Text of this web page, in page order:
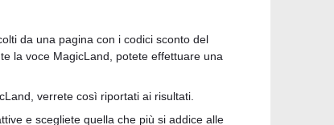
da una pagina con i codici sconto del
la voce MagicLand, potete effettuare una
verrete così riportati ai risultati.
e scegliete quella che più si addice alle